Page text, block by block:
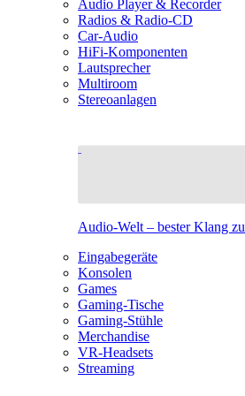
Audio Player & Recorder
Radios & Radio-CD
Car-Audio
HiFi-Komponenten
Lautsprecher
Multiroom
Stereoanlagen
Audio-Welt – bester Klang
Eingabegeräte
Konsolen
Games
Gaming-Tische
Gaming-Stühle
Merchandise
VR-Headsets
Streaming